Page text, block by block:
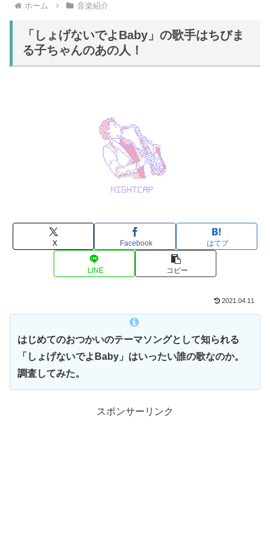
ホーム 音楽紹介
「しょげないでよBaby」の歌手はちびま
る子ちゃんのあの人！
X Facebook はてブ
LINE コピー
2021.04.11
はじめてのおつかいのテーマソングとして知られる
「しょげないでよBaby」はいったい誰の歌なのか。
調査してみた。
スポンサーリンク